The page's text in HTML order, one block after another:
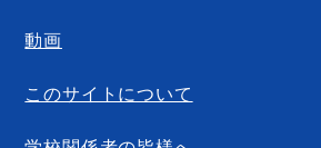
動画
このサイトについて